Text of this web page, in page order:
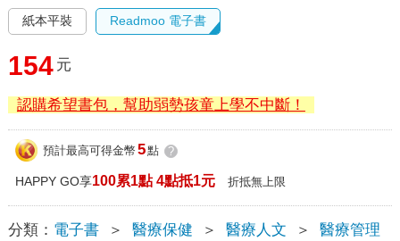
紙本平裝 Readmoo 電子書
154 元
認購希望書包，幫助弱勢孩童上學不中斷！
預計最高可得金幣 5點 ?
HAPPY GO享100累1點 4點抵1元 折抵無上限
分類： 電子書 ＞ 醫療保健 ＞ 醫療人文 ＞ 醫療管理